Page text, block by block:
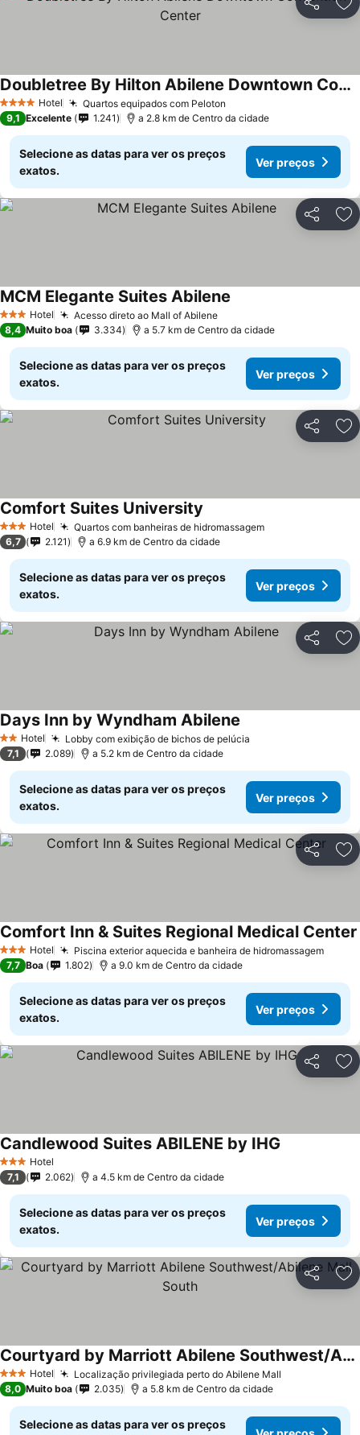
Partilhar
4 EstrelasHotel Quartos equipados com Peloton
Doubletree By Hilton Abilene Downtown Convention Center
9,1 Excelente 1.241 a 2.8 km de Centro da cidade
Selecione as datas para ver os preços
exatos.
Ver preços
Partilhar
3 EstrelasHotel Acesso direto ao Mall of Abilene
MCM Elegante Suites Abilene
8,4 Muito boa 3.334 a 5.7 km de Centro da cidade
Selecione as datas para ver os preços
exatos.
Ver preços
Partilhar
3 EstrelasHotel Quartos com banheiras de hidromassagem
Comfort Suites University
6,7 2.121 a 6.9 km de Centro da cidade
Selecione as datas para ver os preços
exatos.
Ver preços
Partilhar
2 Estrelas
Hotel Lobby com exibição de bichos de pelúcia
Days Inn by Wyndham Abilene
7,1 2.089 a 5.2 km de Centro da cidade
Selecione as datas para ver os preços
exatos.
Ver preços
Partilhar
3 EstrelasHotel Piscina exterior aquecida e banheira de hidromassagem
Comfort Inn & Suites Regional Medical Center
7,7 Boa 1.802 a 9.0 km de Centro da cidade
Selecione as datas para ver os preços
exatos.
Ver preços
Partilhar
3 EstrelasHotel
Candlewood Suites ABILENE by IHG
7,1 2.062 a 4.5 km de Centro da cidade
Selecione as datas para ver os preços
exatos.
Ver preços
Partilhar
3 EstrelasHotel Localização privilegiada perto do Abilene Mall
Courtyard by Marriott Abilene Southwest/Abilene Mall South
8,0 Muito boa 2.035 a 5.8 km de Centro da cidade
Selecione as datas para ver os preços